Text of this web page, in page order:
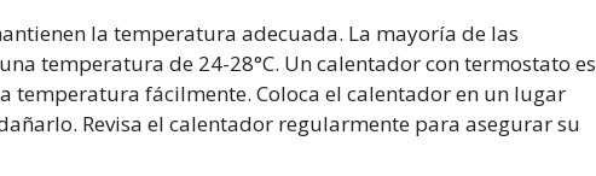
la temperatura adecuada. La mayoría de las
temperatura de 24-28°C. Un calentador con termostato es
temperatura fácilmente. Coloca el calentador en un lugar
Revisa el calentador regularmente para asegurar su